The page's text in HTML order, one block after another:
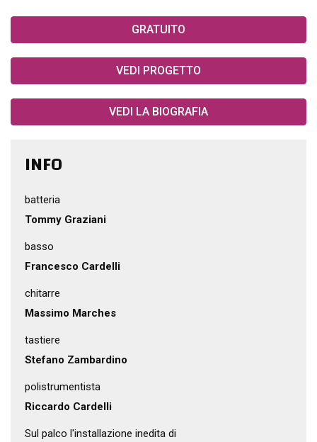
GRATUITO
VEDI PROGETTO
VEDI LA BIOGRAFIA
INFO
batteria
Tommy Graziani
basso
Francesco Cardelli
chitarre
Massimo Marches
tastiere
Stefano Zambardino
polistrumentista
Riccardo Cardelli
Sul palco l'installazione inedita di